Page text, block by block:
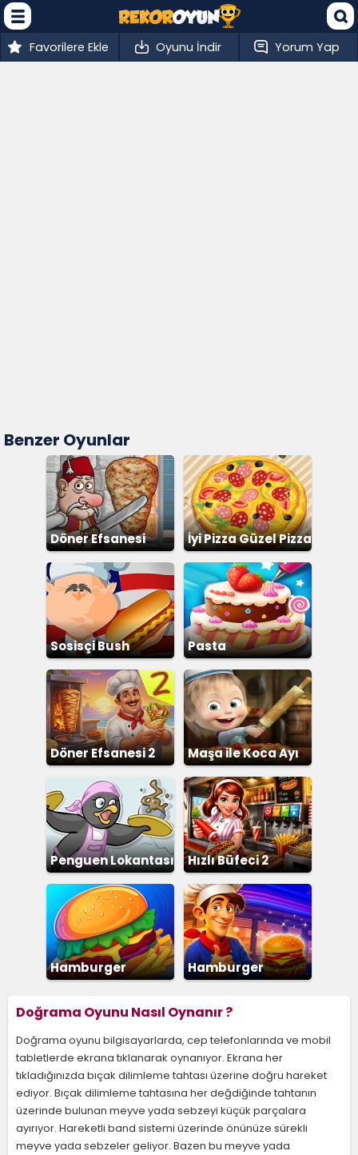
Favorilere Ekle Oyunu İndir Yorum Yap
Benzer Oyunlar
Döner Efsanesi İyi Pizza Güzel Pizza
Sosisçi Bush Pasta
Döner Efsanesi 2
Maşa ile Koca Ayı
Pizza
Penguen Lokantası Hızlı Büfeci 2
Hamburger
Hamburger
Doğrama Oyunu Nasıl Oynanır ?
Doğrama oyunu bilgisayarlarda, cep telefonlarında ve mobil
tabletlerde ekrana tıklanarak oynanıyor. Ekrana her
tıkladığınızda bıçak dilimleme tahtası üzerine doğru hareket
ediyor. Bıçak dilimleme tahtasına her değdiğinde tahtanın
üzerinde bulunan meyve yada sebzeyi küçük parçalara
ayırıyor. Hareketli band sistemi üzerinde önünüze sürekli
meyve yada sebzeler geliyor. Bazen bu meyve yada